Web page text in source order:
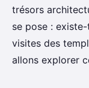
Nina•3 juin 2024•
trésors
se pose :
visites des
allons explorer